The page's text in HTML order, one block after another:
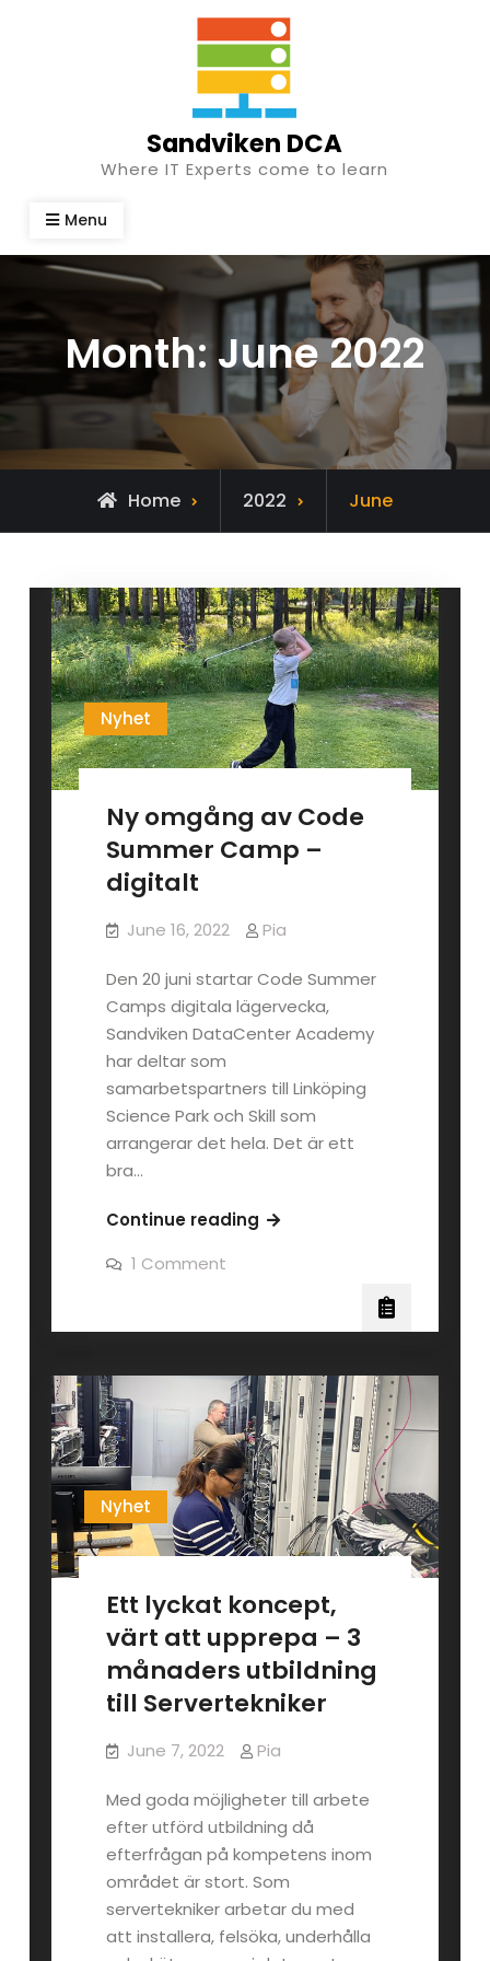
Sandviken DCA
Where IT Experts come to learn
Menu
Month: June 2022
Home 2022 June
Nyhet
Ny omgång av Code
Summer Camp –
digitalt
June 16, 2022 Pia
Den 20 juni startar Code Summer
Camps digitala lägervecka,
Sandviken DataCenter Academy
har deltar som
samarbetspartners till Linköping
Science Park och Skill som
arrangerar det hela. Det är ett
bra…
Continue readingNy
Summer
–
digitalt
1 Commenton
Code
–
digitalt
Nyhet
Ett lyckat koncept,
värt att upprepa – 3
månaders utbildning
till Servertekniker
June 7, 2022 Pia
Med goda möjligheter till arbete
efter utförd utbildning då
efterfrågan på kompetens inom
området är stort. Som
servertekniker arbetar du med
att installera, felsöka, underhålla